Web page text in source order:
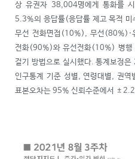
상 유권자 38,004명에게 통화를
5.3%의 응답률(응답률 제고 목적
무선 전화면접(10%), 무선(80%)·
전화(90%)와 유선전화(10%) 병행
걸기 방법으로 실시했다. 통계보정
인구통계 기준 성별, 연령대별, 권역
표본오차는 95% 신뢰수준에서